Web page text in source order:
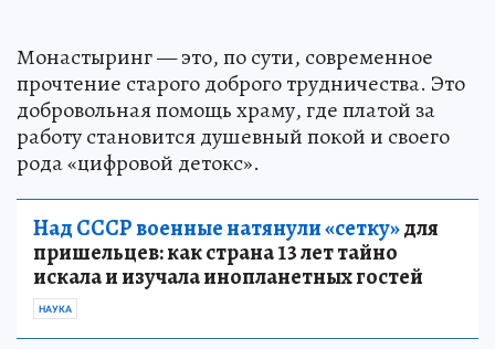
Монастыринг — это, по сути, современное
прочтение старого доброго трудничества. Это
добровольная помощь храму, где платой за
работу становится душевный покой и своего
рода «цифровой детокс».
Над СССР военные натянули «сетку»для
пришельцев: как страна 13 лет тайно
искала и изучала инопланетных гостей
НАУКА